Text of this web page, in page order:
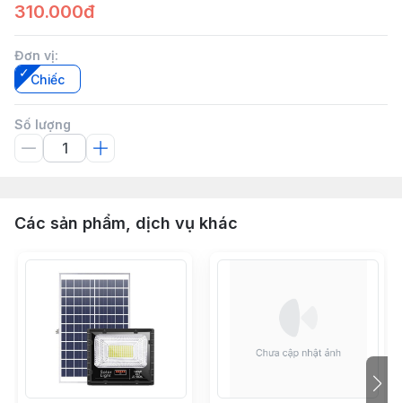
310.000đ
Đơn vị:
Chiếc
Số lượng
Các sản phẩm, dịch vụ khác